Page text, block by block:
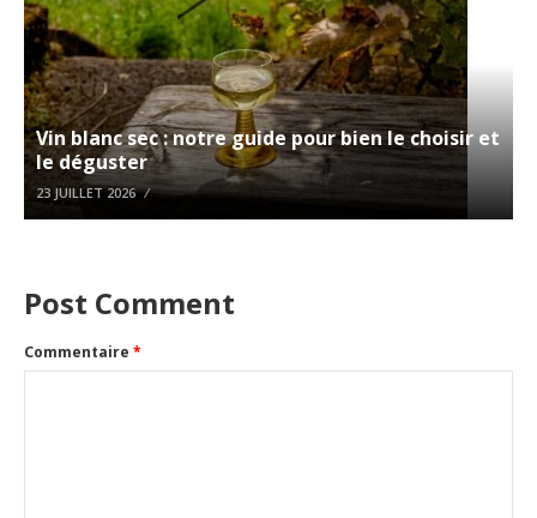
Vin blanc sec : notre guide pour bien le choisir et
le déguster
23 JUILLET 2026
Post Comment
Commentaire *